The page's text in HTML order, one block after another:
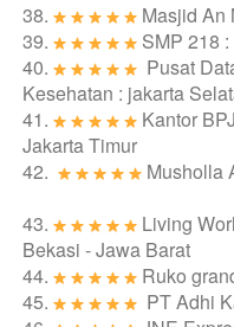
38.
Masjid An
39.
SMP 218
40.
Pusat
Kesehatan : jakarta
41.
Kantor
Jakarta Timur
42.
Musholla
43.
Living
Bekasi - Jawa Barat
44.
Ruko
45.
PT Adhi